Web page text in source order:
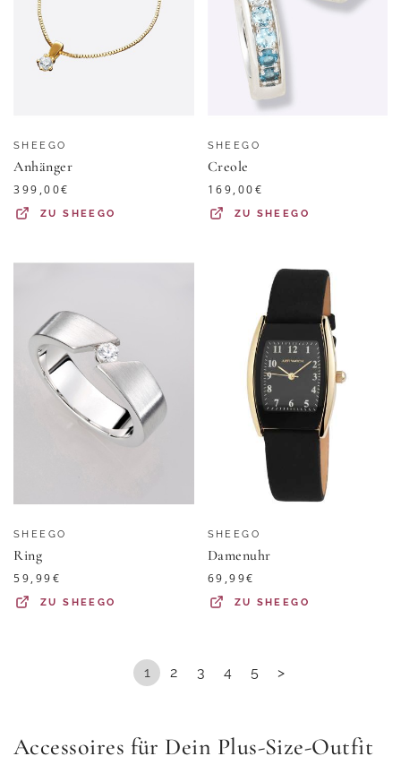
SHEEGO
Anhänger
399,00€
ZUSHEEGO
SHEEGO
Creole
169,00€
ZU SHEEGO
SHEEGO
Ring
59,99€
ZUSHEEGO
SHEEGO
Damenuhr
69,99€
ZU SHEEGO
1 2 3 4 5 >
Accessoires für Dein Plus-Size-Outfit